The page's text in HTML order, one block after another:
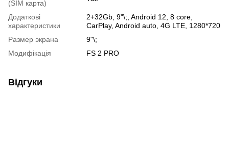
(SIM карта)
Додаткові
характеристики
2+32Gb, 9"\;, Android 12, 8 core,
CarPlay, Android auto, 4G LTE, 1280*720
Размер экрана
9"\;
Модифікація
FS 2 PRO
Відгуки